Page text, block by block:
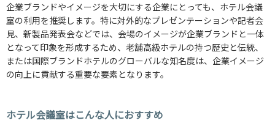
企業ブランドやイメージを大切にする企業にとっても、ホテル会議
室の利用を推奨します。特に対外的なプレゼンテーションや記者会
見、新製品発表会などでは、会場のイメージが企業ブランドと一体
となって印象を形成するため、老舗高級ホテルの持つ歴史と伝統、
または国際ブランドホテルのグローバルな知名度は、企業イメージ
の向上に貢献する重要な要素となります。
ホテル会議室はこんな人におすすめ